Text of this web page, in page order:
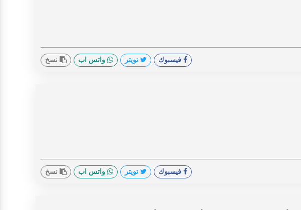
فيسبوك تويتر واتس اب نسخ
فيسبوك تويتر واتس اب نسخ